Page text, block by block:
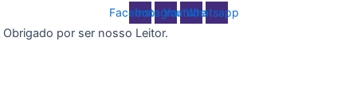
FacebookInstagram
YoutubeWhatsapp
Obrigado por ser nosso Leitor.